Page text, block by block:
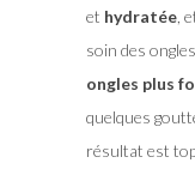
et hydratée,
soin des
ongles plus
quelques
résultat est